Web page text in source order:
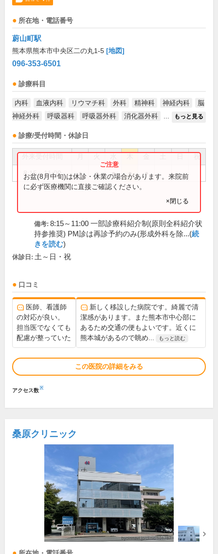
所在地・電話番号
蔚山町駅
熊本県熊本市中央区二の丸1-5 [地図]
096-353-6501
診療科目
内科 血液内科 リウマチ科 外科 精神科 神経内科
脳
神経外科
呼吸器科 呼吸器外科 消化器外科 もっと見る
診療/受付時間・休診日
祝
8:15～11:00 ● ● ● ● ●
お盆(8月中旬)は休診・休業の場合があります。来院前
に必ず医療機関に直接ご確認ください。
×閉じる
備考: 8:15～11:00 一部診療科紹介制(原則全科紹介状
持参推奨) PM診は再診予約のみ(形成外科を除...(続
きを読む)
休診日: 土～日・祝
口コミ
医師、看護師
の対応が良い。
担当医でなくても
配慮が整っていた
新しく移設した病院です。綺麗で清
潔感があります。また熊本市中心部に
あるため交通の便もよいです。近くに
熊本城があるので眺め...
もっと読む
この医院の詳細をみる
アクセス数※
桑原クリニック